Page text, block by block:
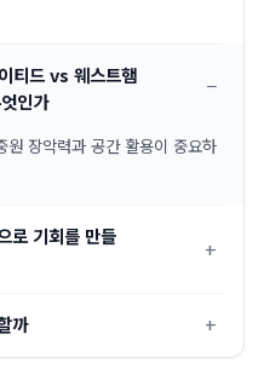
티드 vs 웨스트햄
인가
장악력과 공간 활용이 중요하
로 기회를 만들
까